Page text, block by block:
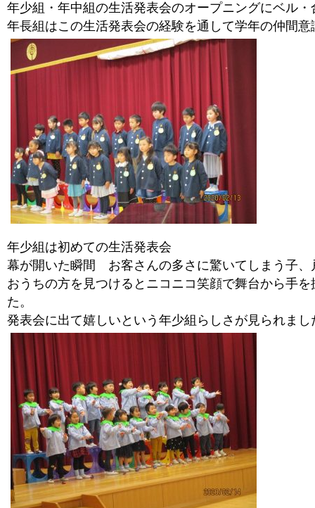
年少組・年中組の生活発表会のオープニングにベル
年長組はこの生活発表会の経験を通して学年の仲間
年少組は初めての生活発表会
幕が開いた瞬間 お客さんの多さに驚いてしまう子、
おうちの方を見つけるとニコニコ笑顔で舞台から手
た。
発表会に出て嬉しいという年少組らしさが見られまし